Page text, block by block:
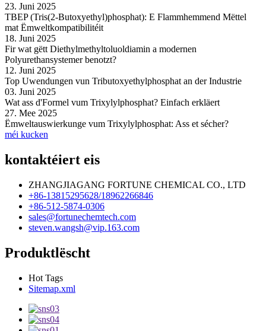
23. Juni 2025
TBEP (Tris(2-Butoxyethyl)phosphat): E Flammhemmend Mëttel
mat Ëmweltkompatibilitéit
18. Juni 2025
Fir wat gëtt Diethylmethyltoluoldiamin a modernen
Polyurethansystemer benotzt?
12. Juni 2025
Top Uwendungen vun Tributoxyethylphosphat an der Industrie
03. Juni 2025
Wat ass d'Formel vum Trixylylphosphat? Einfach erkläert
27. Mee 2025
Ëmweltauswierkunge vum Trixylylphosphat: Ass et sécher?
méi kucken
kontaktéiert eis
ZHANGJIAGANG FORTUNE CHEMICAL CO., LTD
+86-13815295628/18962266846
+86-512-5874-0306
sales@fortunechemtech.com
steven.wangsh@vip.163.com
Produktlëscht
Hot Tags
Sitemap.xml